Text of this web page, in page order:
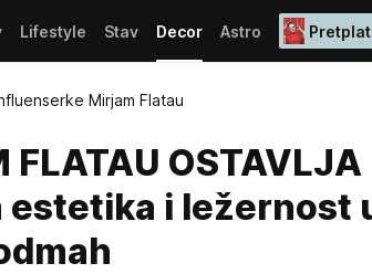
Lifestyle Stav Decor Astro
Mirjam Flatau
FLATAU OSTAVLJA
i ležernost